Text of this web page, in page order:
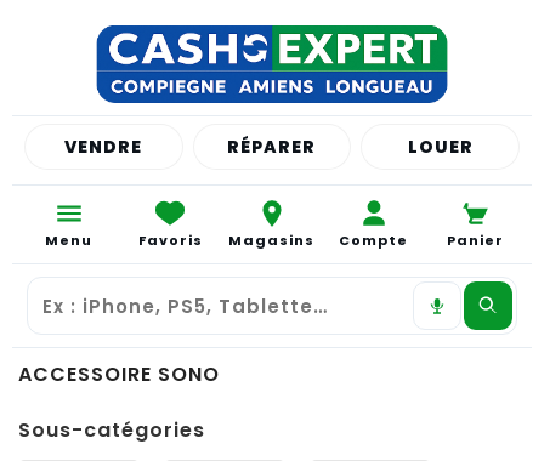
VENDRE RÉPARER LOUER
Menu Favoris Magasins Compte Panier
ACCESSOIRE SONO
Sous-catégories